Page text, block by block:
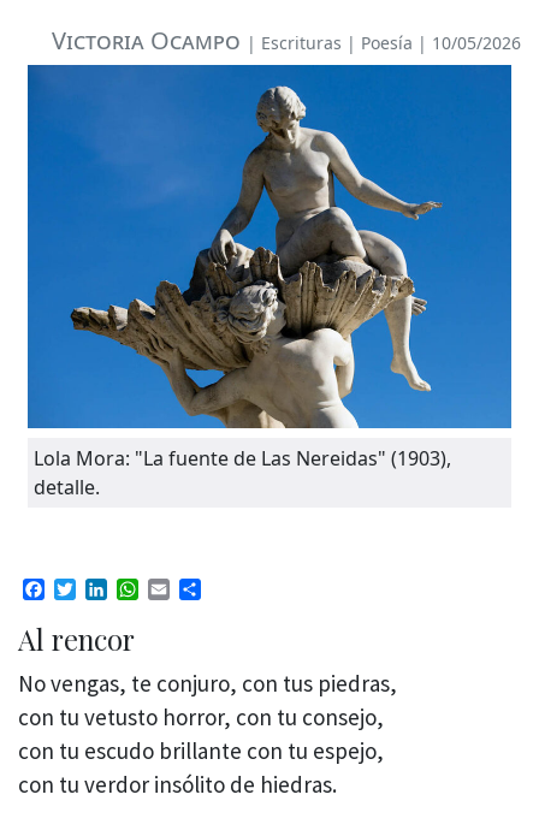
Victoria Ocampo | Escrituras | Poesía | 10/05/2026
Lola Mora: "La fuente de Las Nereidas" (1903),
detalle.
Facebook
TwitterLinkedIn
WhatsApp
Email
Al rencor
No vengas, te conjuro, con tus piedras,
con tu vetusto horror, con tu consejo,
con tu escudo brillante con tu espejo,
con tu verdor insólito de hiedras.